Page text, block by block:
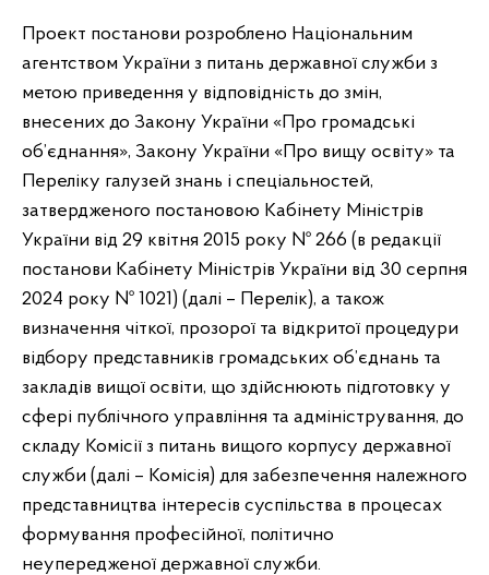
Проект постанови розроблено Національним
агентством України з питань державної служби з
метою приведення у відповідність до змін,
внесених до Закону України «Про громадські
об’єднання», Закону України «Про вищу освіту» та
Переліку галузей знань і спеціальностей,
затвердженого постановою Кабінету Міністрів
України від 29 квітня 2015 року № 266 (в редакції
постанови Кабінету Міністрів України від 30 серпня
2024 року № 1021) (далі – Перелік), а також
визначення чіткої, прозорої та відкритої процедури
відбору представників громадських об’єднань та
закладів вищої освіти, що здійснюють підготовку у
сфері публічного управління та адміністрування, до
складу Комісії з питань вищого корпусу державної
служби (далі – Комісія) для забезпечення належного
представництва інтересів суспільства в процесах
формування професійної, політично
неупередженої державної служби.